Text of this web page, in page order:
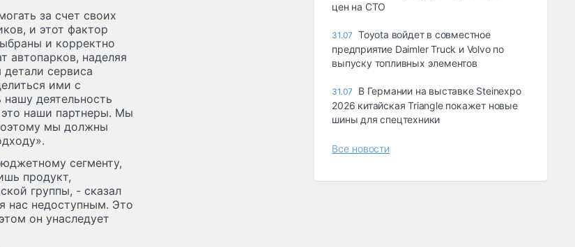
за счет своих
и этот фактор
и корректно
автопарков, наделяя
сервиса
ими с
деятельность
наши партнеры. Мы
мы должны
сегменту,
продукт,
группы, - сказал
нас недоступным. Это
он унаследует
цен на СТО
31.07
Toyota войдет в совместное
предприятие Daimler Truck и Volvo по
выпуску топливных элементов
31.07
В Германии на выставке Steinexpo
2026 китайская Triangle покажет новые
шины для спецтехники
Все новости